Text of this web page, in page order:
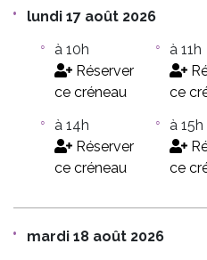
lundi 17 août 2026
à 10h
Réserver
ce créneau
à 11h
ce
à 14h
Réserver
ce créneau
à 15h
ce
mardi 18 août 2026